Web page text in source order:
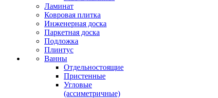
Ламинат
Ковровая плитка
Инженерная доска
Паркетная доска
Подложка
Плинтус
Ванны
Отдельностоящие
Пристенные
Угловые
(ассиметричные)